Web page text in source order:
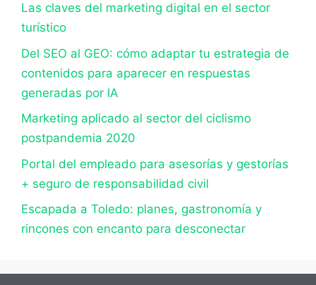
Las claves del marketing digital en el sector
turístico
Del SEO al GEO: cómo adaptar tu estrategia de
contenidos para aparecer en respuestas
generadas por IA
Marketing aplicado al sector del ciclismo
postpandemia 2020
Portal del empleado para asesorías y gestorías
+ seguro de responsabilidad civil
Escapada a Toledo: planes, gastronomía y
rincones con encanto para desconectar